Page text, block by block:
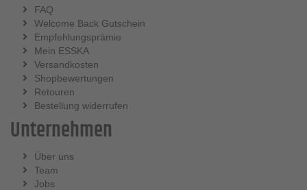
FAQ
Welcome Back Gutschein
Empfehlungsprämie
Mein ESSKA
Versandkosten
Shopbewertungen
Retouren
Bestellung widerrufen
Unternehmen
Über uns
Team
Jobs